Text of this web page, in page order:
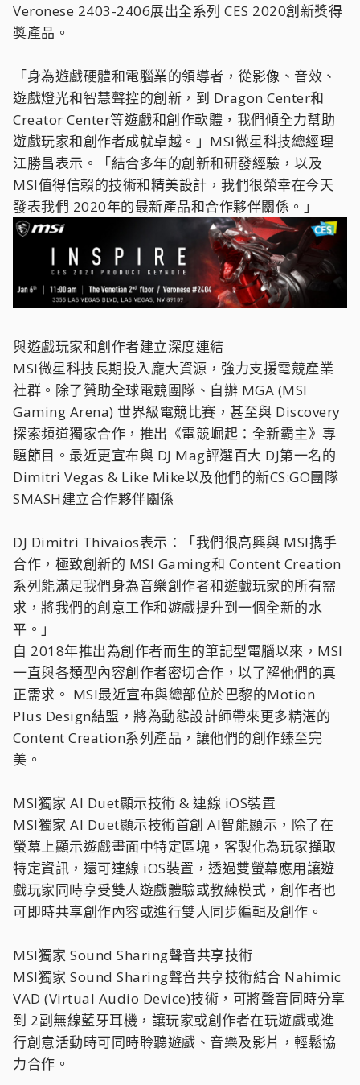
Veronese 2403-2406展出全系列 CES 2020創新獎得
獎產品。
「身為遊戲硬體和電腦業的領導者，從影像、音效、
遊戲燈光和智慧聲控的創新，到 Dragon Center和
Creator Center等遊戲和創作軟體，我們傾全力幫助
遊戲玩家和創作者成就卓越。」MSI微星科技總經理
江勝昌表示。「結合多年的創新和研發經驗，以及
MSI值得信賴的技術和精美設計，我們很榮幸在今天
發表我們 2020年的最新產品和合作夥伴關係。」
與遊戲玩家和創作者建立深度連結
MSI微星科技長期投入龐大資源，強力支援電競產業
社群。除了贊助全球電競團隊、自辦 MGA (MSI
Gaming Arena) 世界級電競比賽，甚至與 Discovery
探索頻道獨家合作，推出《電競崛起：全新霸主》專
題節目。最近更宣布與 DJ Mag評選百大 DJ第一名的
Dimitri Vegas & Like Mike以及他們的新CS:GO團隊
SMASH建立合作夥伴關係
DJ Dimitri Thivaios表示：「我們很高興與 MSI擕手
合作，極致創新的 MSI Gaming和 Content Creation
系列能滿足我們身為音樂創作者和遊戲玩家的所有需
求，將我們的創意工作和遊戲提升到一個全新的水
平。」
自 2018年推出為創作者而生的筆記型電腦以來，MSI
一直與各類型內容創作者密切合作，以了解他們的真
正需求。 MSI最近宣布與總部位於巴黎的Motion
Plus Design結盟，將為動態設計師帶來更多精湛的
Content Creation系列產品，讓他們的創作臻至完
美。
MSI獨家 AI Duet顯示技術 & 連線 iOS裝置
MSI獨家 AI Duet顯示技術首創 AI智能顯示，除了在
螢幕上顯示遊戲畫面中特定區塊，客製化為玩家擷取
特定資訊，還可連線 iOS裝置，透過雙螢幕應用讓遊
戲玩家同時享受雙人遊戲體驗或教練模式，創作者也
可即時共享創作內容或進行雙人同步編輯及創作。
MSI獨家 Sound Sharing聲音共享技術
MSI獨家 Sound Sharing聲音共享技術結合 Nahimic
VAD (Virtual Audio Device)技術，可將聲音同時分享
到 2副無線藍牙耳機，讓玩家或創作者在玩遊戲或進
行創意活動時可同時聆聽遊戲、音樂及影片，輕鬆協
力合作。